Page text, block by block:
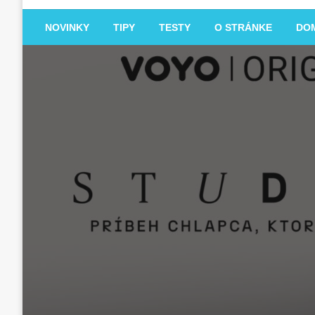
NOVINKY TIPY TESTY O STRÁNKE